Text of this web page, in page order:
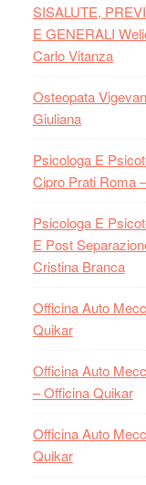
SISALUTE,
E GENERALI
Carlo Vitanza
Osteopata
Giuliana
Psicologa E
Cipro Prati Roma
Psicologa E
E Post
Cristina Branca
Officina Auto
Quikar
Officina Auto
– Officina Quikar
Officina Auto
Quikar